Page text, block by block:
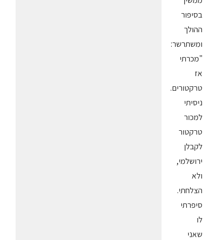
בסיפור
ההולך
ומשתרשר:
"מכרתי
אז
טרקטורים.
ניסיתי
למכור
טרקטור
לקבלן
ירושלמי,
ולא
הצלחתי.
סיפרתי
לו
שאני